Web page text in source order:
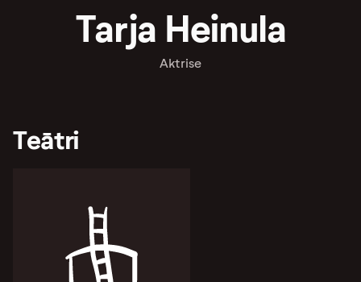
Tarja Heinula
Aktrise
Teātri